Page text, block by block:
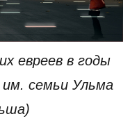
евреев в годы
семьи Ульма